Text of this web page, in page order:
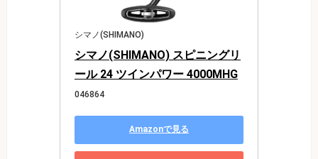
シマノ(SHIMANO)
シマノ(SHIMANO) スピニングリ
ール 24 ツインパワー 4000MHG
046864
Amazonで見る